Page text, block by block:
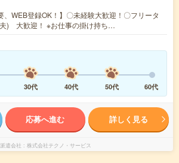
、WEB登録OK！】〇未経験大歓迎！〇フリータ
) 大歓迎！ ※お仕事の掛け持ち…
30代 40代 50代 60代
応募へ進む 詳しく見る
派遣会社 株式会社テクノ・サービス